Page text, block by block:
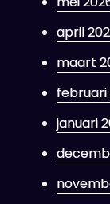
april
maart
februari
januari